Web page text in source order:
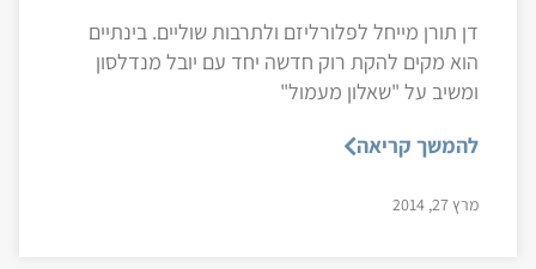
דן תורן מייחל לפלורליזם ולתרבות שוליים. בינתיים
הוא מקים להקת רוק חדשה יחד עם יובל מנדלסון
ומשיב על "שאלון מעמול"
להמשך קריאה
מרץ 27, 2014